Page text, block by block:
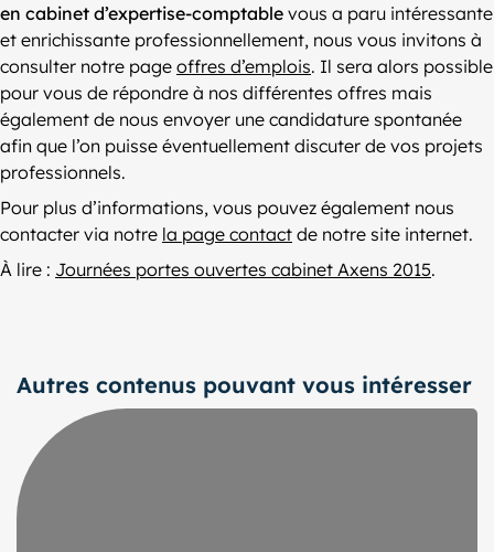
en cabinet d’expertise-comptable vous a paru intéressante
et enrichissante professionnellement, nous vous invitons à
consulter notre page offres d’emplois. Il sera alors possible
pour vous de répondre à nos différentes offres mais
également de nous envoyer une candidature spontanée
afin que l’on puisse éventuellement discuter de vos projets
professionnels.
Pour plus d’informations, vous pouvez également nous
contacter via notre la page contact de notre site internet.
À lire : Journées portes ouvertes cabinet Axens 2015.
Autres contenus pouvant vous intéresser